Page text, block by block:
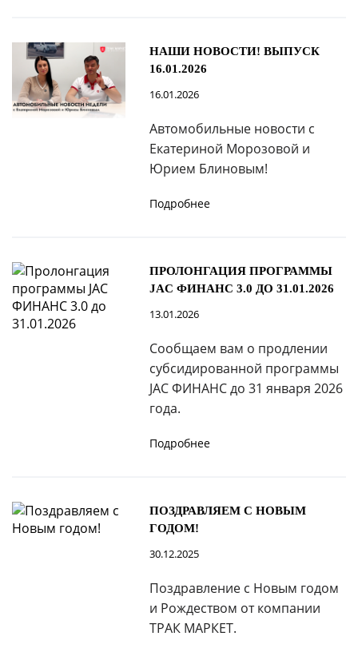
НАШИ НОВОСТИ! ВЫПУСК
16.01.2026
16.01.2026
Автомобильные новости с
Екатериной Морозовой и
Юрием Блиновым!
Подробнее
ПРОЛОНГАЦИЯ ПРОГРАММЫ
JAC ФИНАНС 3.0 ДО 31.01.2026
13.01.2026
Сообщаем вам о продлении
субсидированной программы
JAC ФИНАНС до 31 января 2026
года.
Подробнее
ПОЗДРАВЛЯЕМ С НОВЫМ
ГОДОМ!
30.12.2025
Поздравление с Новым годом
и Рождеством от компании
ТРАК МАРКЕТ.